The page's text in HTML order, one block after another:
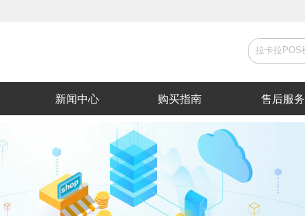
新闻中心 购买指南 售后服务